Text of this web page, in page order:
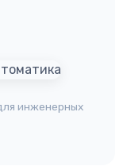
инженерных